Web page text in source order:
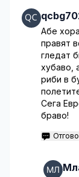
Абе
правят
гледат
хубаво,
риби в
Сега
браво!